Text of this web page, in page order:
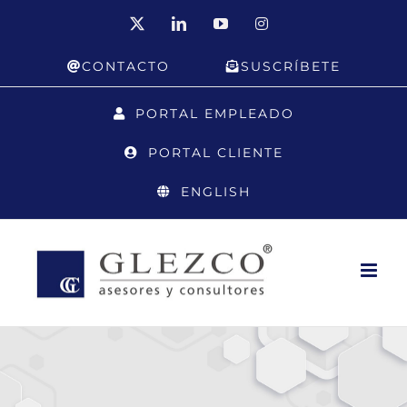
LinkedInYouTubeInstagram
CONTACTO SUSCRÍBETE
PORTAL EMPLEADO
PORTAL CLIENTE
ENGLISH